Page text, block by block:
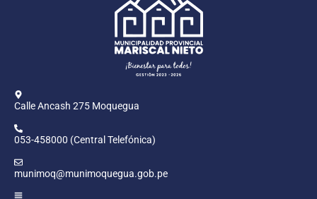
Calle Ancash 275 Moquegua
053-458000 (Central Telefónica)
munimoq@munimoquegua.gob.pe